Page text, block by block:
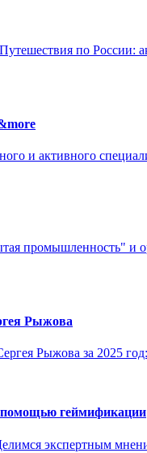
по России:
и активного
промышленность" и
Рыжова
Рыжова за 2025
помощью геймификации
экспертным